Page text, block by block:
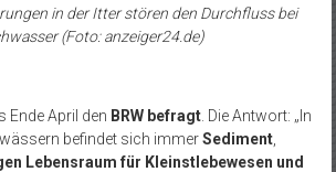
in der Itter stören den Durchfluss bei
(Foto: anzeiger24.de)
Ende April den BRW befragt. Die Antwort: „In
befindet sich immerSediment,
Lebensraum für Kleinstlebewesen und